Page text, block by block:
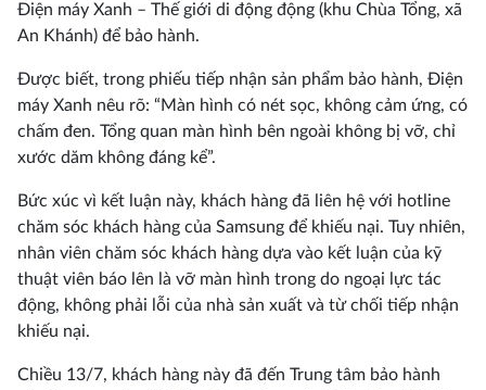
Điện máy Xanh – Thế giới di động động (khu Chùa Tổng, xã
An Khánh) để bảo hành.
Được biết, trong phiếu tiếp nhận sản phẩm bảo hành, Điện
máy Xanh nêu rõ: “Màn hình có nét sọc, không cảm ứng, có
chấm đen. Tổng quan màn hình bên ngoài không bị vỡ, chỉ
xước dăm không đáng kể”.
Bức xúc vì kết luận này, khách hàng đã liên hệ với hotline
chăm sóc khách hàng của Samsung để khiếu nại. Tuy nhiên,
nhân viên chăm sóc khách hàng dựa vào kết luận của kỹ
thuật viên báo lên là vỡ màn hình trong do ngoại lực tác
động, không phải lỗi của nhà sản xuất và từ chối tiếp nhận
khiếu nại.
Chiều 13/7, khách hàng này đã đến Trung tâm bảo hành